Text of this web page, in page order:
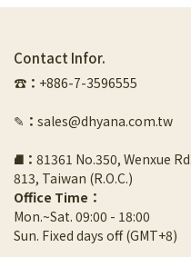
Contact Infor.
☎︎ ： +886-7-3596555
✎ ： sales@dhyana.com.tw
⛘ ： 81361 No.350, Wenxue
813, Taiwan (R.O.C.)
Office Time：
Mon.~Sat. 09:00 - 18:00
Sun. Fixed days off (GMT+8)